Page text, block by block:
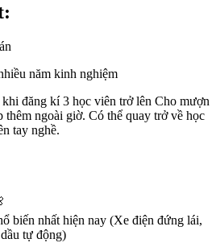
năm kinh nghiệm
đăng kí 3 học viên trở lên Cho mượn
thêm ngoài giờ. Có thể quay trở về học
tay nghề.
biến nhất hiện nay (Xe điện đứng lái,
tự động)